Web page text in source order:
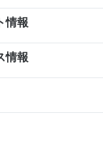
情報
情報